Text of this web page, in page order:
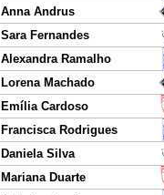
Anna Andrus
Sara Fernandes
Alexandra Ramalho
Lorena Machado
Emília Cardoso
Francisca Rodrigues
Daniela Silva
Mariana Duarte